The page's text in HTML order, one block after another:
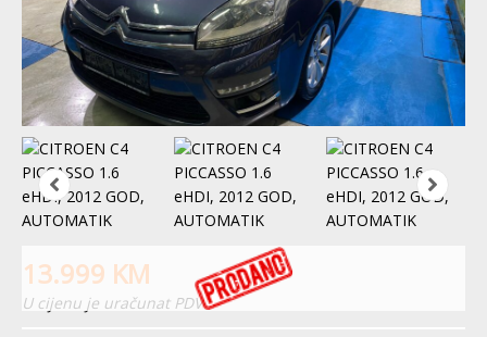
13.999 KM
U cijenu je uračunat PDV